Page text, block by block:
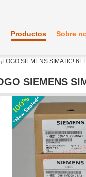
Productos Sobre
¡LOGO SIEMENS SIMATIC!
SIEMENS